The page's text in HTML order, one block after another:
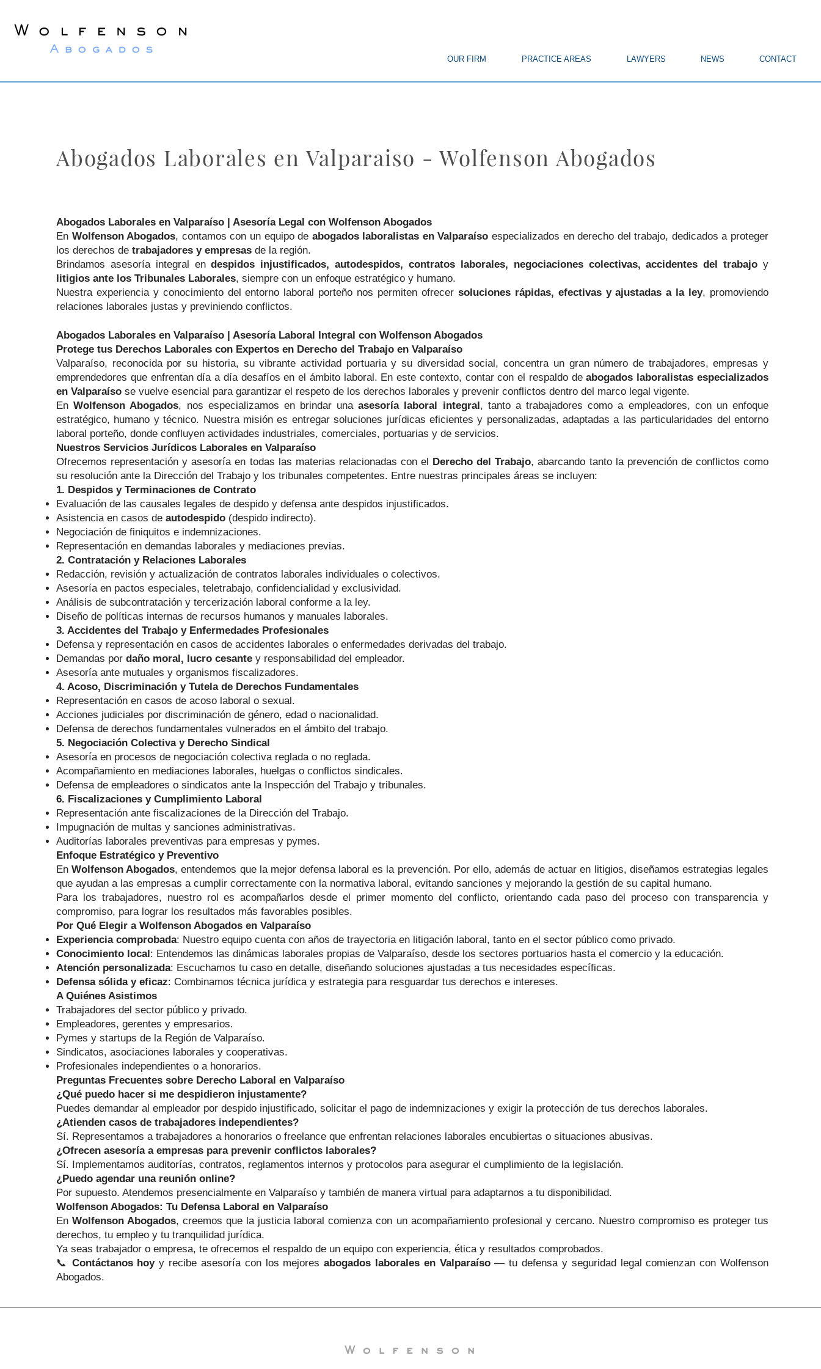
OUR FIRM PRACTICE AREAS LAWYERS NEWS CONTACT
Abogados Laborales en Valparaiso - Wolfenson Abogados
Abogados Laborales en Valparaíso | Asesoría Legal con Wolfenson Abogados
En Wolfenson Abogados, contamos con un equipo de abogados laboralistas en Valparaíso especializados en derecho del trabajo, dedicados a proteger
los derechos de trabajadores y empresas de la región.
Brindamos asesoría integral endespidos injustificados, autodespidos, contratos laborales, negociaciones colectivas, accidentes del trabajo y
litigios ante los Tribunales Laborales, siempre con un enfoque estratégico y humano.
Nuestra experiencia y conocimiento del entorno laboral porteño nos permiten ofrecer soluciones rápidas, efectivas y ajustadas a la ley, promoviendo
relaciones laborales justas y previniendo conflictos.
Abogados Laborales en Valparaíso | Asesoría Laboral Integral con Wolfenson Abogados
Protege tus Derechos Laborales con Expertos en Derecho del Trabajo en Valparaíso
Valparaíso, reconocida por su historia, su vibrante actividad portuaria y su diversidad social, concentra un gran número de trabajadores, empresas y
emprendedores que enfrentan día a día desafíos en el ámbito laboral. En este contexto, contar con el respaldo deabogados laboralistas especializados
en Valparaíso se vuelve esencial para garantizar el respeto de los derechos laborales y prevenir conflictos dentro del marco legal vigente.
EnWolfenson Abogados, nos especializamos en brindar unaasesoría laboral integral, tanto a trabajadores como a empleadores, con un enfoque
estratégico, humano y técnico. Nuestra misión es entregar soluciones jurídicas eficientes y personalizadas, adaptadas a las particularidades del entorno
laboral porteño, donde confluyen actividades industriales, comerciales, portuarias y de servicios.
Nuestros Servicios Jurídicos Laborales en Valparaíso
Ofrecemos representación y asesoría en todas las materias relacionadas con el Derecho del Trabajo, abarcando tanto la prevención de conflictos como
su resolución ante la Dirección del Trabajo y los tribunales competentes. Entre nuestras principales áreas se incluyen:
1. Despidos y Terminaciones de Contrato
Evaluación de las causales legales de despido y defensa ante despidos injustificados.
Asistencia en casos de autodespido (despido indirecto).
Negociación de finiquitos e indemnizaciones.
Representación en demandas laborales y mediaciones previas.
2. Contratación y Relaciones Laborales
Redacción, revisión y actualización de contratos laborales individuales o colectivos.
Asesoría en pactos especiales, teletrabajo, confidencialidad y exclusividad.
Análisis de subcontratación y tercerización laboral conforme a la ley.
Diseño de políticas internas de recursos humanos y manuales laborales.
3. Accidentes del Trabajo y Enfermedades Profesionales
Defensa y representación en casos de accidentes laborales o enfermedades derivadas del trabajo.
Demandas por daño moral, lucro cesante y responsabilidad del empleador.
Asesoría ante mutuales y organismos fiscalizadores.
4. Acoso, Discriminación y Tutela de Derechos Fundamentales
Representación en casos de acoso laboral o sexual.
Acciones judiciales por discriminación de género, edad o nacionalidad.
Defensa de derechos fundamentales vulnerados en el ámbito del trabajo.
5. Negociación Colectiva y Derecho Sindical
Asesoría en procesos de negociación colectiva reglada o no reglada.
Acompañamiento en mediaciones laborales, huelgas o conflictos sindicales.
Defensa de empleadores o sindicatos ante la Inspección del Trabajo y tribunales.
6. Fiscalizaciones y Cumplimiento Laboral
Representación ante fiscalizaciones de la Dirección del Trabajo.
Impugnación de multas y sanciones administrativas.
Auditorías laborales preventivas para empresas y pymes.
Enfoque Estratégico y Preventivo
EnWolfenson Abogados, entendemos que la mejor defensa laboral es la prevención. Por ello, además de actuar en litigios, diseñamos estrategias legales
que ayudan a las empresas a cumplir correctamente con la normativa laboral, evitando sanciones y mejorando la gestión de su capital humano.
Para los trabajadores, nuestro rol es acompañarlos desde el primer momento del conflicto, orientando cada paso del proceso con transparencia y
compromiso, para lograr los resultados más favorables posibles.
Por Qué Elegir a Wolfenson Abogados en Valparaíso
Experiencia comprobada: Nuestro equipo cuenta con años de trayectoria en litigación laboral, tanto en el sector público como privado.
Conocimiento local: Entendemos las dinámicas laborales propias de Valparaíso, desde los sectores portuarios hasta el comercio y la educación.
Atención personalizada: Escuchamos tu caso en detalle, diseñando soluciones ajustadas a tus necesidades específicas.
Defensa sólida y eficaz: Combinamos técnica jurídica y estrategia para resguardar tus derechos e intereses.
A Quiénes Asistimos
Trabajadores del sector público y privado.
Empleadores, gerentes y empresarios.
Pymes y startups de la Región de Valparaíso.
Sindicatos, asociaciones laborales y cooperativas.
Profesionales independientes o a honorarios.
Preguntas Frecuentes sobre Derecho Laboral en Valparaíso
¿Qué puedo hacer si me despidieron injustamente?
Puedes demandar al empleador por despido injustificado, solicitar el pago de indemnizaciones y exigir la protección de tus derechos laborales.
¿Atienden casos de trabajadores independientes?
Sí. Representamos a trabajadores a honorarios o freelance que enfrentan relaciones laborales encubiertas o situaciones abusivas.
¿Ofrecen asesoría a empresas para prevenir conflictos laborales?
Sí. Implementamos auditorías, contratos, reglamentos internos y protocolos para asegurar el cumplimiento de la legislación.
¿Puedo agendar una reunión online?
Por supuesto. Atendemos presencialmente en Valparaíso y también de manera virtual para adaptarnos a tu disponibilidad.
Wolfenson Abogados: Tu Defensa Laboral en Valparaíso
EnWolfenson Abogados, creemos que la justicia laboral comienza con un acompañamiento profesional y cercano. Nuestro compromiso es proteger tus
derechos, tu empleo y tu tranquilidad jurídica.
Ya seas trabajador o empresa, te ofrecemos el respaldo de un equipo con experiencia, ética y resultados comprobados.
📞 Contáctanos hoyy recibe asesoría con los mejoresabogados laborales en Valparaíso— tu defensa y seguridad legal comienzan con Wolfenson
Abogados.
Wolfenson
Wolfenson